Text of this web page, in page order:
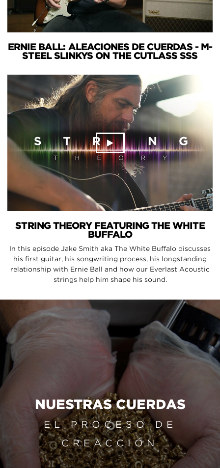
ERNIE BALL: ALEACIONES DE CUERDAS - M-
STEEL SLINKYS ON THE CUTLASS SSS
STRING THEORY FEATURING THE WHITE
BUFFALO
In this episode Jake Smith aka The White Buffalo discusses
his first guitar, his songwriting process, his longstanding
relationship with Ernie Ball and how our Everlast Acoustic
strings help him shape his sound.
NUESTRAS CUERDAS
EL PROCESO DE
CREACCIÓN